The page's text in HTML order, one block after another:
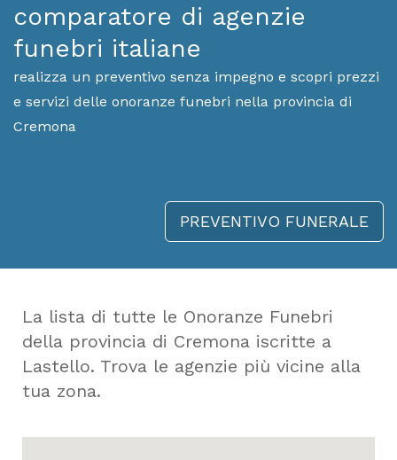
comparatore di agenzie
funebri italiane
realizza un preventivo senza impegno e scopri prezzi
e servizi delle onoranze funebri nella provincia di
Cremona
PREVENTIVO FUNERALE
La lista di tutte le Onoranze Funebri
della provincia di Cremona iscritte a
Lastello. Trova le agenzie più vicine alla
tua zona.